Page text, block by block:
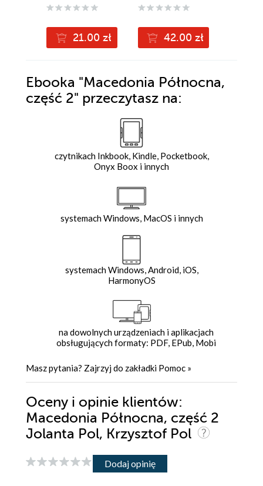
21.00 zł 42.00 zł
Ebooka "Macedonia Północna,
część 2" przeczytasz na:
czytnikach Inkbook, Kindle, Pocketbook,
Onyx Boox i innych
systemach Windows, MacOS i innych
systemach Windows, Android, iOS,
HarmonyOS
na dowolnych urządzeniach i aplikacjach
obsługujących formaty: PDF, EPub, Mobi
Masz pytania? Zajrzyj do zakładki Pomoc »
Oceny i opinie klientów:
Macedonia Północna, część 2
Jolanta Pol, Krzysztof Pol
Dodaj opinię